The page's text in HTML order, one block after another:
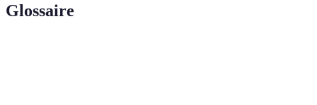
Glossaire